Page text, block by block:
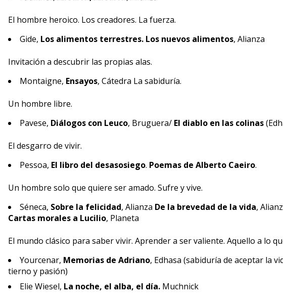
El hombre heroico. Los creadores. La fuerza.
Gide, Los alimentos terrestres. Los nuevos alimentos, Alianza
Invitación a descubrir las propias alas.
Montaigne, Ensayos, Cátedra La sabiduría.
Un hombre libre.
Pavese, Diálogos con Leuco, Bruguera/ El diablo en las colinas
El desgarro de vivir.
Pessoa, El libro del desasosiego. Poemas de Alberto Caeiro.
Un hombre solo que quiere ser amado. Sufre y vive.
Séneca, Sobre la felicidad, Alianza De la brevedad de la vida,
Cartas morales a Lucilio, Planeta
El mundo clásico para saber vivir. Aprender a ser valiente. Aquello a lo
Yourcenar, Memorias de Adriano, Edhasa (sabiduría de aceptar la
tierno y pasión)
Elie Wiesel, La noche, el alba, el día. Muchnick